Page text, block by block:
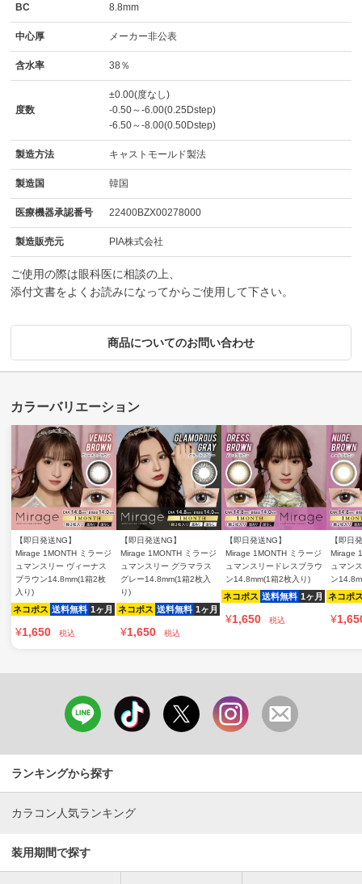
BC 8.8mm
中心厚 メーカー非公表
含水率 38％
度数
±0.00(度なし)
-0.50～-6.00(0.25Dstep)
-6.50～-8.00(0.50Dstep)
製造方法 キャストモールド製法
製造国 韓国
医療機器承認番号 22400BZX00278000
製造販売元 PIA株式会社
ご使用の際は眼科医に相談の上、
添付文書をよくお読みになってからご使用して下さい。
商品についてのお問い合わせ
【即日発送NG】
Mirage 1MONTH ミラージ
ュマンスリー ヴィーナス
ブラウン14.8mm(1箱2枚
入り)
ネコポス 送料無料 1ヶ月
¥1,650 税込
【即日発送NG】
Mirage 1MONTH ミラージ
ュマンスリー グラマラス
グレー14.8mm(1箱2枚入
り)
ネコポス 送料無料 1ヶ月
¥1,650 税込
【即日発送NG】
Mirage 1MONTH ミラージ
ュマンスリードレスブラウ
ン14.8mm(1箱2枚入り)
ネコポス 送料無料 1ヶ月
¥1,650 税込
【即日
Mirage
ュマン
ン
ネコポ
¥
ランキングから探す
カラコン人気ランキング
装用期間で探す